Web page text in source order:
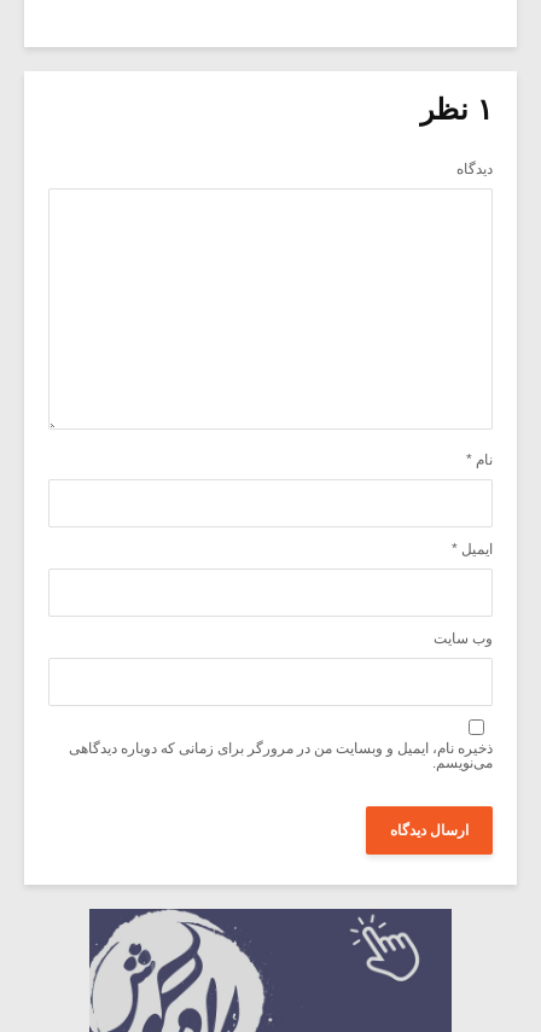
۱ نظر
دیدگاه
نام *
ایمیل *
وب‌ سایت
ذخیره نام، ایمیل و وبسایت من در مرورگر برای زمانی که دوباره دیدگاهی
می‌نویسم.